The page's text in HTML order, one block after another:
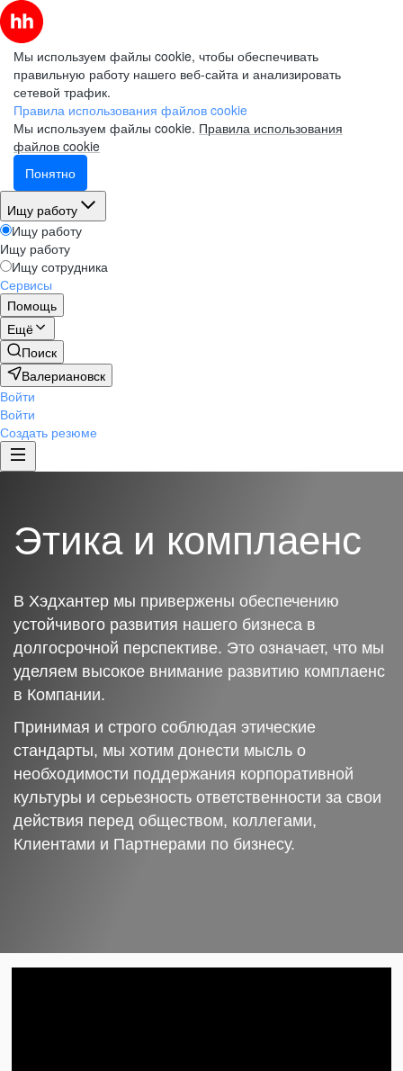
Мы используем файлы cookie, чтобы обеспечивать
правильную работу нашего веб-сайта и анализировать
сетевой трафик.
Правила использования файлов cookie
Мы используем файлы cookie. Правила использования
файлов cookie
Понятно
Ищу работу
Ищу работу
Ищу работу
Ищу сотрудника
Сервисы
Помощь
Ещё
Поиск
Валериановск
Войти
Войти
Создать резюме
Этика и комплаенс
В Хэдхантер мы привержены обеспечению
устойчивого развития нашего бизнеса в
долгосрочной перспективе. Это означает, что мы
уделяем высокое внимание развитию комплаенс
в Компании.
Принимая и строго соблюдая этические
стандарты, мы хотим донести мысль о
необходимости поддержания корпоративной
культуры и серьезность ответственности за свои
действия перед обществом, коллегами,
Клиентами и Партнерами по бизнесу.